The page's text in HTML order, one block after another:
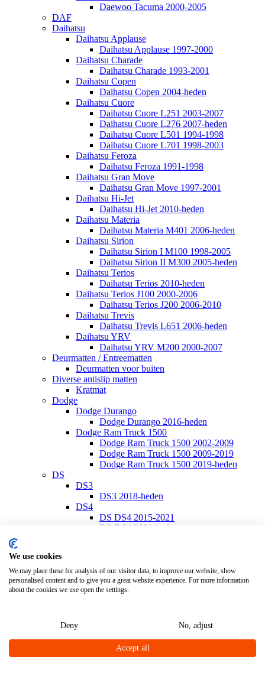
Daewoo Tacuma 2000-2005
DAF
Daihatsu
Daihatsu Applause
Daihatsu Applause 1997-2000
Daihatsu Charade
Daihatsu Charade 1993-2001
Daihatsu Copen
Daihatsu Copen 2004-heden
Daihatsu Cuore
Daihatsu Cuore L251 2003-2007
Daihatsu Cuore L276 2007-heden
Daihatsu Cuore L501 1994-1998
Daihatsu Cuore L701 1998-2003
Daihatsu Feroza
Daihatsu Feroza 1991-1998
Daihatsu Gran Move
Daihatsu Gran Move 1997-2001
Daihatsu Hi-Jet
Daihatsu Hi-Jet 2010-heden
Daihatsu Materia
Daihatsu Materia M401 2006-heden
Daihatsu Sirion
Daihatsu Sirion I M100 1998-2005
Daihatsu Sirion II M300 2005-heden
Daihatsu Terios
Daihatsu Terios 2010-heden
Daihatsu Terios J100 2000-2006
Daihatsu Terios J200 2006-2010
Daihatsu Trevis
Daihatsu Trevis L651 2006-heden
Daihatsu YRV
Daihatsu YRV M200 2000-2007
Deurmatten / Entreematten
Deurmatten voor buiten
Diverse antislip matten
Kratmat
Dodge
Dodge Durango
Dodge Durango 2016-heden
Dodge Ram Truck 1500
Dodge Ram Truck 1500 2002-2009
Dodge Ram Truck 1500 2009-2019
Dodge Ram Truck 1500 2019-heden
DS
DS3
DS3 2018-heden
DS4
DS DS4 2015-2021
DS DS4 2021-heden
Ferrari
Ferrari California
Ferrari California 2008-2014
Ferrari California T 2014-2017
Fiat
Fiat 500/500 C 2007-heden
Fiat 500E 2020-heden
We use cookies
We may place these for analysis of our visitor data, to improve our website, show
personalised content and to give you a great website experience. For more information
about the cookies we use open the settings.
Deny No, adjust
Accept all